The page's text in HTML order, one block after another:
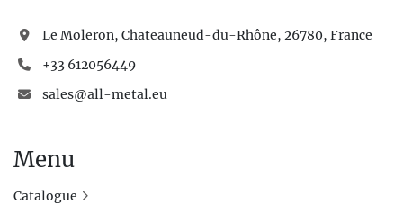
Le Moleron, Chateauneud-du-Rhône, 26780, France
+33 612056449
sales@all-metal.eu
Menu
Catalogue